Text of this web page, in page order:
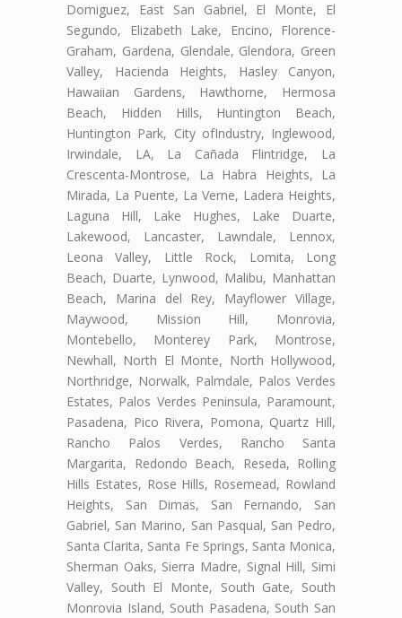
Domiguez, East San Gabriel, El Monte, El
Segundo, Elizabeth Lake, Encino, Florence-
Graham, Gardena, Glendale, Glendora, Green
Valley, Hacienda Heights, Hasley Canyon,
Hawaiian Gardens, Hawthorne, Hermosa
Beach, Hidden Hills, Huntington Beach,
Huntington Park, City ofIndustry, Inglewood,
Irwindale, LA, La Cañada Flintridge, La
Crescenta-Montrose, La Habra Heights, La
Mirada, La Puente, La Verne, Ladera Heights,
Laguna Hill, Lake Hughes, Lake Duarte,
Lakewood, Lancaster, Lawndale, Lennox,
Leona Valley, Little Rock, Lomita, Long
Beach, Duarte, Lynwood, Malibu, Manhattan
Beach, Marina del Rey, Mayflower Village,
Maywood, Mission Hill, Monrovia,
Montebello, Monterey Park, Montrose,
Newhall, North El Monte, North Hollywood,
Northridge, Norwalk, Palmdale, Palos Verdes
Estates, Palos Verdes Peninsula, Paramount,
Pasadena, Pico Rivera, Pomona, Quartz Hill,
Rancho Palos Verdes, Rancho Santa
Margarita, Redondo Beach, Reseda, Rolling
Hills Estates, Rose Hills, Rosemead, Rowland
Heights, San Dimas, San Fernando, San
Gabriel, San Marino, San Pasqual, San Pedro,
Santa Clarita, Santa Fe Springs, Santa Monica,
Sherman Oaks, Sierra Madre, Signal Hill, Simi
Valley, South El Monte, South Gate, South
Monrovia Island, South Pasadena, South San